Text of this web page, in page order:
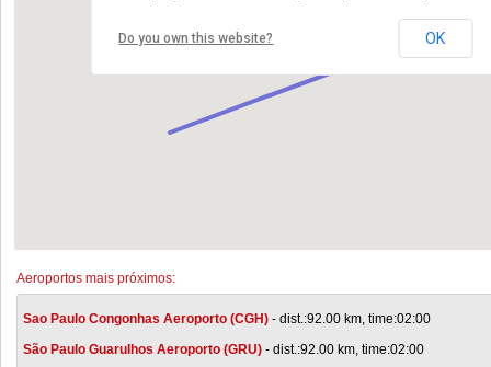
Do you own this website? OK
Aeroportos mais próximos:
Sao Paulo Congonhas Aeroporto (CGH) - dist.:92.00 km, time:02:00
São Paulo Guarulhos Aeroporto (GRU) - dist.:92.00 km, time:02:00